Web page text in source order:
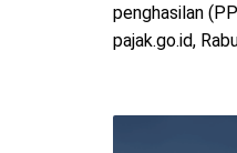
penghasilan
pajak.go.id,